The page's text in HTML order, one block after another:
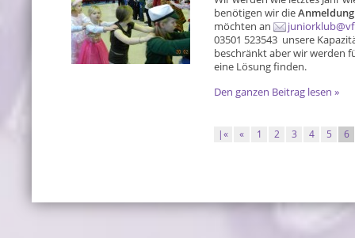
benötigen wir dieAnmeldung
möchten an
03501 523543 unsere
beschränkt aber wir werden
eine Lösung finden.
Den ganzen Beitrag lesen »
|« « 1 2 3 4 5 6